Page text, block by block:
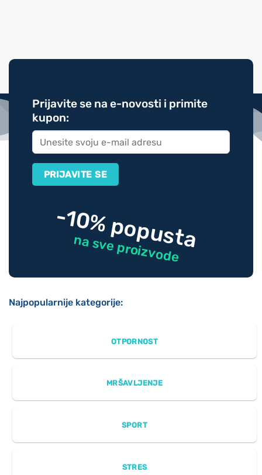
Prijavite se na e-novosti i primite
kupon:
-10% popusta
na sve proizvode
Najpopularnije kategorije:
OTPORNOST
MRŠAVLJENJE
SPORT
STRES